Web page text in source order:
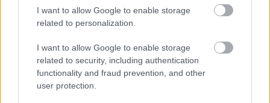
I want to allow Google to enable storage
related to personalization.
I want to allow Google to enable storage
related to security, including authentication
functionality and fraud prevention, and other
user protection.
Volt róla szó, hogy az új pályát a főépülethez
közelebb építik, teljesen megszüntetve ezzel a
korábbi futópálya helyét, és a szemközti lelátó
egy másik projekt keretében közelebb kerül a